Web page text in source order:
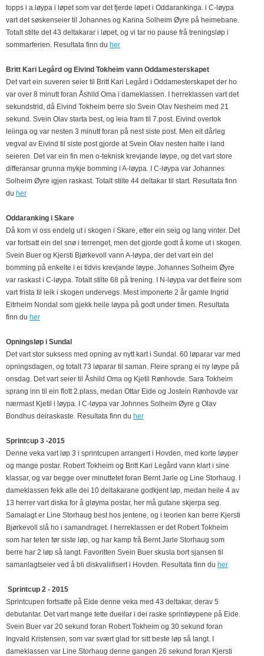
topps i a.løypa i løpet som var det fjerde løpet i Oddarankinga. i C-løypa
vart det søskenseier til Johannes og Karina Solheim Øyre på heimebane.
Totalt stilte det 43 deltakarar i løpet, og vi tar no pause frå treningsløp i
sommarferien. Resultata finn du her
Britt Kari Legård og Eivind Tokheim vann Oddamesterskapet
Det vart ein suveren seier til Britt Kari Legård i Oddamesterskapet der ho
var over 8 minutt foran Åshild Oma i dameklassen. I herreklassen vart det
sekundstrid, då Eivind Tokheim berre slo Svein Olav Nesheim med 21
sekund. Svein Olav starta best, og leia fram til 7.post. Eivind overtok
leiinga og var nesten 3 minutt foran på nest siste post. Men eit dårleg
vegval av Eivind til siste post gjorde at Svein Olav nesten halte i land
seieren. Det var ein fin men o-teknisk krevjande løype, og det vart store
differansar grunna mykje bomming i A-løypa. I C-løypa var Johannes
Solheim Øyre igjen raskast. Totalt stilte 44 deltakar til start. Resultata finn
du her
Oddaranking i Skare
Då kom vi oss endelg ut i skogen i Skare, etter ein seig og lang vinter. Det
var fortsatt ein del snø i terrenget, men det gjorde godt å kome ut i skogen.
Svein Buer og Kjersti Bjørkevoll vann A-løypa, der det vart ein del
bomming på enkelte i ei tidvis krevjande løype. Johannes Solheim Øyre
var raskast i C-løypa. Totalt stilte 68 på trening. I N-løypa var det fleire som
vart frista til leik i skogen undervegs. Mest imponerte 2 år gamle Ingrid
Eitrheim Nondal som gjekk heile løypa på godt under timen. Resultata
finn du her
Opningsløp i Sundal
Det vart stor suksess med opning av nytt kart i Sundal. 60 løparar var med
opningsdagen, og totalt 73 løparar til saman. Fleire sprang ei ny løype på
onsdag. Det vart seier til Åshild Oma og Kjetil Rønhovde. Sara Tokheim
sprang inn til ein flott 2.plass, medan Ottar Eide og Jostein Rønhovde var
nærmast Kjetil i løypa. I C-løypa var Johnnes Solheim Øyre g Olav
Bondhus deiraskaste. Resultata finn du her
Sprintcup 3 -2015
Denne veka vart løp 3 i sprintcupen arrangert i Hovden, med korte løyper
og mange postar. Robert Tokheim og Britt Kari Legård vann klart i sine
klassar, og var begge over minuttetet foran Bernt Jarle og Line Storhaug. I
dameklassen fekk alle dei 10 deltakarane godkjent løp, medan heile 4 av
13 herrer vart diska for å gløyma postar, her må gutane skjerpa seg.
Samalagt er Line Storhaug best hos jentene, og i teorien kan berre Kjersti
Bjørkevoll slå ho i samandraget. I herreklassen er det Robert Tokheim
som har teten før siste løp, og har kamp frå Bernt Jarle Storhaug som
berre har 2 løp så langt. Favoritten Svein Buer skusla bort sjansen til
samanlagtseier ved å bli diskvaliifisert i Hovden. Resultata finn du her
Sprintcup 2 - 2015
Sprintcupen fortsatte på Eide denne veka med 43 deltakar, derav 5
debutantar. Det vart mange tette duellar i dei raske sprintløypene på Eide.
Svein Buer var 20 sekund foran Robert Tokheim og 30 sekund foran
Ingvald Kristensen, som var svært glad for sitt beste løp så langt. I
dameklassen var Line Storhaug denne gangen 26 sekund foran Kjersti